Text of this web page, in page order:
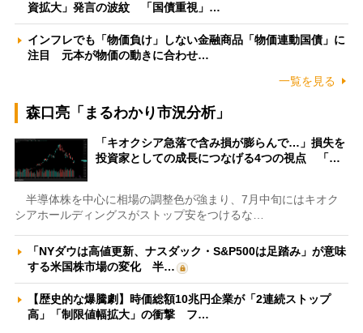
資拡大」発言の波紋 「国債重視」…
インフレでも「物価負け」しない金融商品「物価連動国債」に
注目 元本が物価の動きに合わせ…
一覧を見る
森口亮「まるわかり市況分析」
「キオクシア急落で含み損が膨らんで…」損失を
投資家としての成長につなげる4つの視点 「…
半導体株を中心に相場の調整色が強まり、7月中旬にはキオク
シアホールディングスがストップ安をつけるな…
「NYダウは高値更新、ナスダック・S&P500は足踏み」が意味
する米国株市場の変化 半…
【歴史的な爆騰劇】時価総額10兆円企業が「2連続ストップ
高」「制限値幅拡大」の衝撃 フ…